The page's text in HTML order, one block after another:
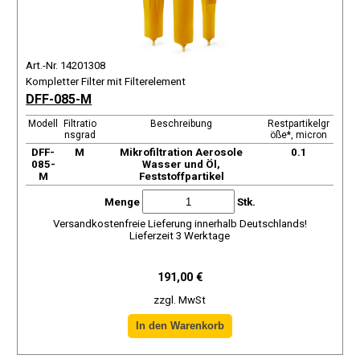
Art.-Nr. 14201308
Kompletter Filter mit Filterelement
DFF-085-M
Modell
Filtratio
nsgrad
Beschreibung
Restpartikelgr
öße*, micron
DFF-
085-
M
М
Mikrofiltration Aerosole
Wasser und Öl,
Feststoffpartikel
0.1
Menge
Stk.
Versandkostenfreie Lieferung innerhalb Deutschlands!
Lieferzeit 3 Werktage
191,00 €
zzgl. MwSt